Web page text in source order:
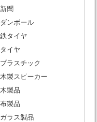
新聞
ダンボール
鉄タイヤ
タイヤ
プラスチック
木製スピーカー
木製品
布製品
ガラス製品